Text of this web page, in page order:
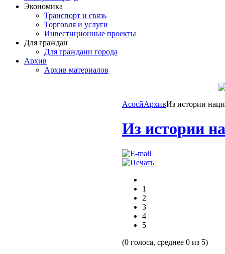
Экономика
Транспорт и связь
Торговля и услуги
Инвестиционные проекты
Для граждан
Для граждани города
Архив
Архив материалов
АсосӣАрхивИз истории
Из истории
1
2
3
4
5
(0 голоса, среднее 0 из 5)